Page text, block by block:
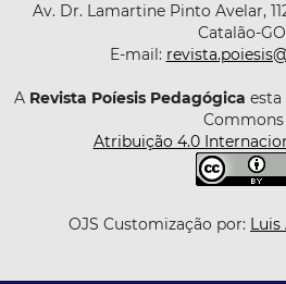
Av. Dr. Lamartine Pinto Avelar,
Catalão-
E-mail:
A Revista Poíesis Pedagógica esta
Commons
Atribuição 4.0
OJS Customização por: Luis